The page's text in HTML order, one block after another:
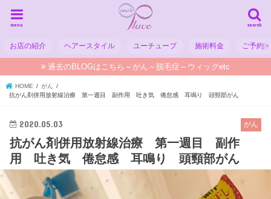
search
menu
お店の紹介 ヘアースタイル ユーチューブ 施術料金 ご予約
過去のBLOGはこちら～がん～脱毛症～ウィッグetc
HOME
がん
抗がん剤併用放射線治療 第一週目 副作用 吐き気 倦怠感 耳鳴り 頭頸部がん
がん
2020.05.03
抗がん剤併用放射線治療 第一週目 副作
用 吐き気 倦怠感 耳鳴り 頭頸部がん